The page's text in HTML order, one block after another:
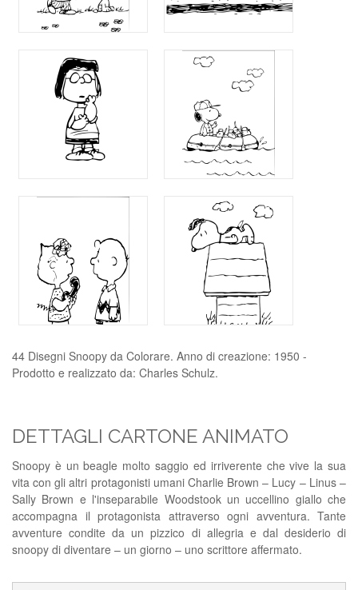
44 Disegni Snoopy da Colorare. Anno di creazione: 1950 -
Prodotto e realizzato da: Charles Schulz.
DETTAGLI CARTONE ANIMATO
Snoopy è un beagle molto saggio ed irriverente che vive la sua
vita con gli altri protagonisti umani Charlie Brown – Lucy – Linus –
Sally Brown e l'inseparabile Woodstook un uccellino giallo che
accompagna il protagonista attraverso ogni avventura. Tante
avventure condite da un pizzico di allegria e dal desiderio di
snoopy di diventare – un giorno – uno scrittore affermato.